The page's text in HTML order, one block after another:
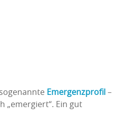
Emergenzprofil –
„emergiert“. Ein gut